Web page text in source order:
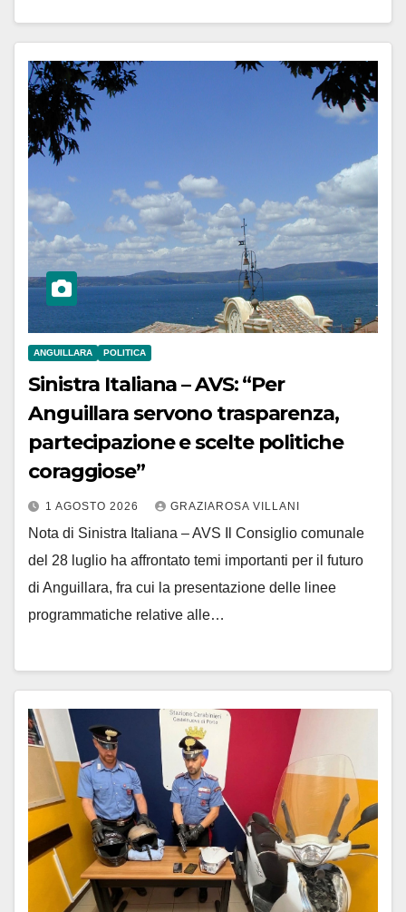
ANGUILLARA POLITICA
Sinistra Italiana – AVS: “Per
Anguillara servono trasparenza,
partecipazione e scelte politiche
coraggiose”
1 AGOSTO 2026 GRAZIAROSA VILLANI
Nota di Sinistra Italiana – AVS Il Consiglio comunale
del 28 luglio ha affrontato temi importanti per il futuro
di Anguillara, fra cui la presentazione delle linee
programmatiche relative alle…